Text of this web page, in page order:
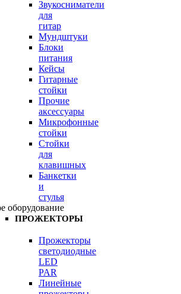
Звукосниматели
для
гитар
Мундштуки
Блоки
питания
Кейсы
Гитарные
стойки
Прочие
аксессуары
Микрофонные
стойки
Стойки
для
клавишных
Банкетки
и
стулья
оборудование
ПРОЖЕКТОРЫ
Прожекторы
светодиодные
LED
PAR
Линейные